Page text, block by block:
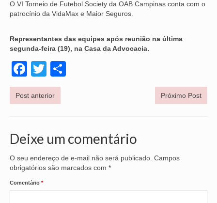
VÍDEOS
CONVÊNIOS
SINDICALIZE-SE
JURÍDICO
NÚCLEOS
AGENTES DE POLÍCIA JUDICIAL
ANALISTAS JUDICIÁRIOS
O VI Torneio de Futebol Society da OAB Campinas conta com o
patrocínio da VidaMax e Maior Seguros.
Representantes das equipes após reunião na última
segunda-feira (19), na Casa da Advocacia.
Facebook
Twitter
Post anterior Próximo Post
Deixe um comentário
O seu endereço de e-mail não será publicado. Campos
obrigatórios são marcados com *
Comentário *